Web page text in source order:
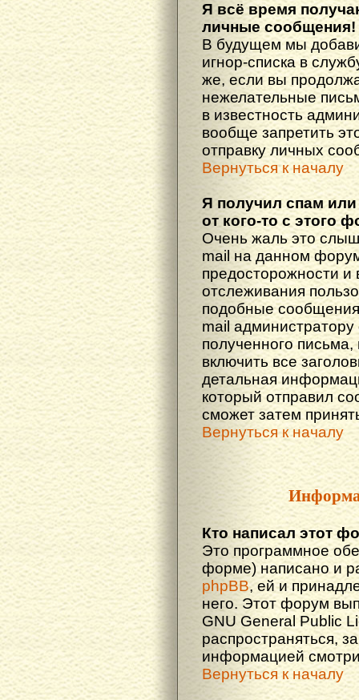
Я всё время
личные сообщения!
В будущем мы
игнор-списка в
же, если вы
нежелательные
в известность
вообще запретить
отправку личных
Вернуться к началу
Я получил спам
от кого-то с этого
Очень жаль это
mail на данном
предосторожности и
отслеживания
подобные
mail
полученного
включить все
детальная
который отправил
сможет затем
Вернуться к началу
Кто написал этот
Это программное
форме) написано и
phpBB, ей и
него. Этот форум
GNU General Public
распространяться,
информацией
Вернуться к началу